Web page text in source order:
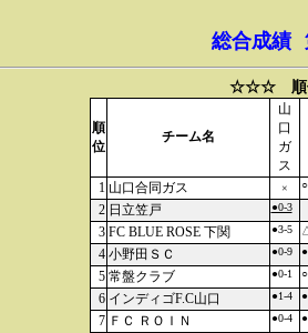
総合成績
☆☆☆ 順
順
位
チーム名
山
口
ガ
ス
1 山口合同ガス ×
2 日立笠戸 ●0-3
3 FC BLUE ROSE 下関 ●3-5
4 小野田ＳＣ ●0-9
5 常盤クラブ ●0-1
6 インディゴF.C山口 ●1-4
7 ＦＣ ＲＯＩＮ ●0-4